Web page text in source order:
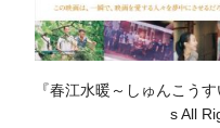
『春江水暖～しゅんこう
s All